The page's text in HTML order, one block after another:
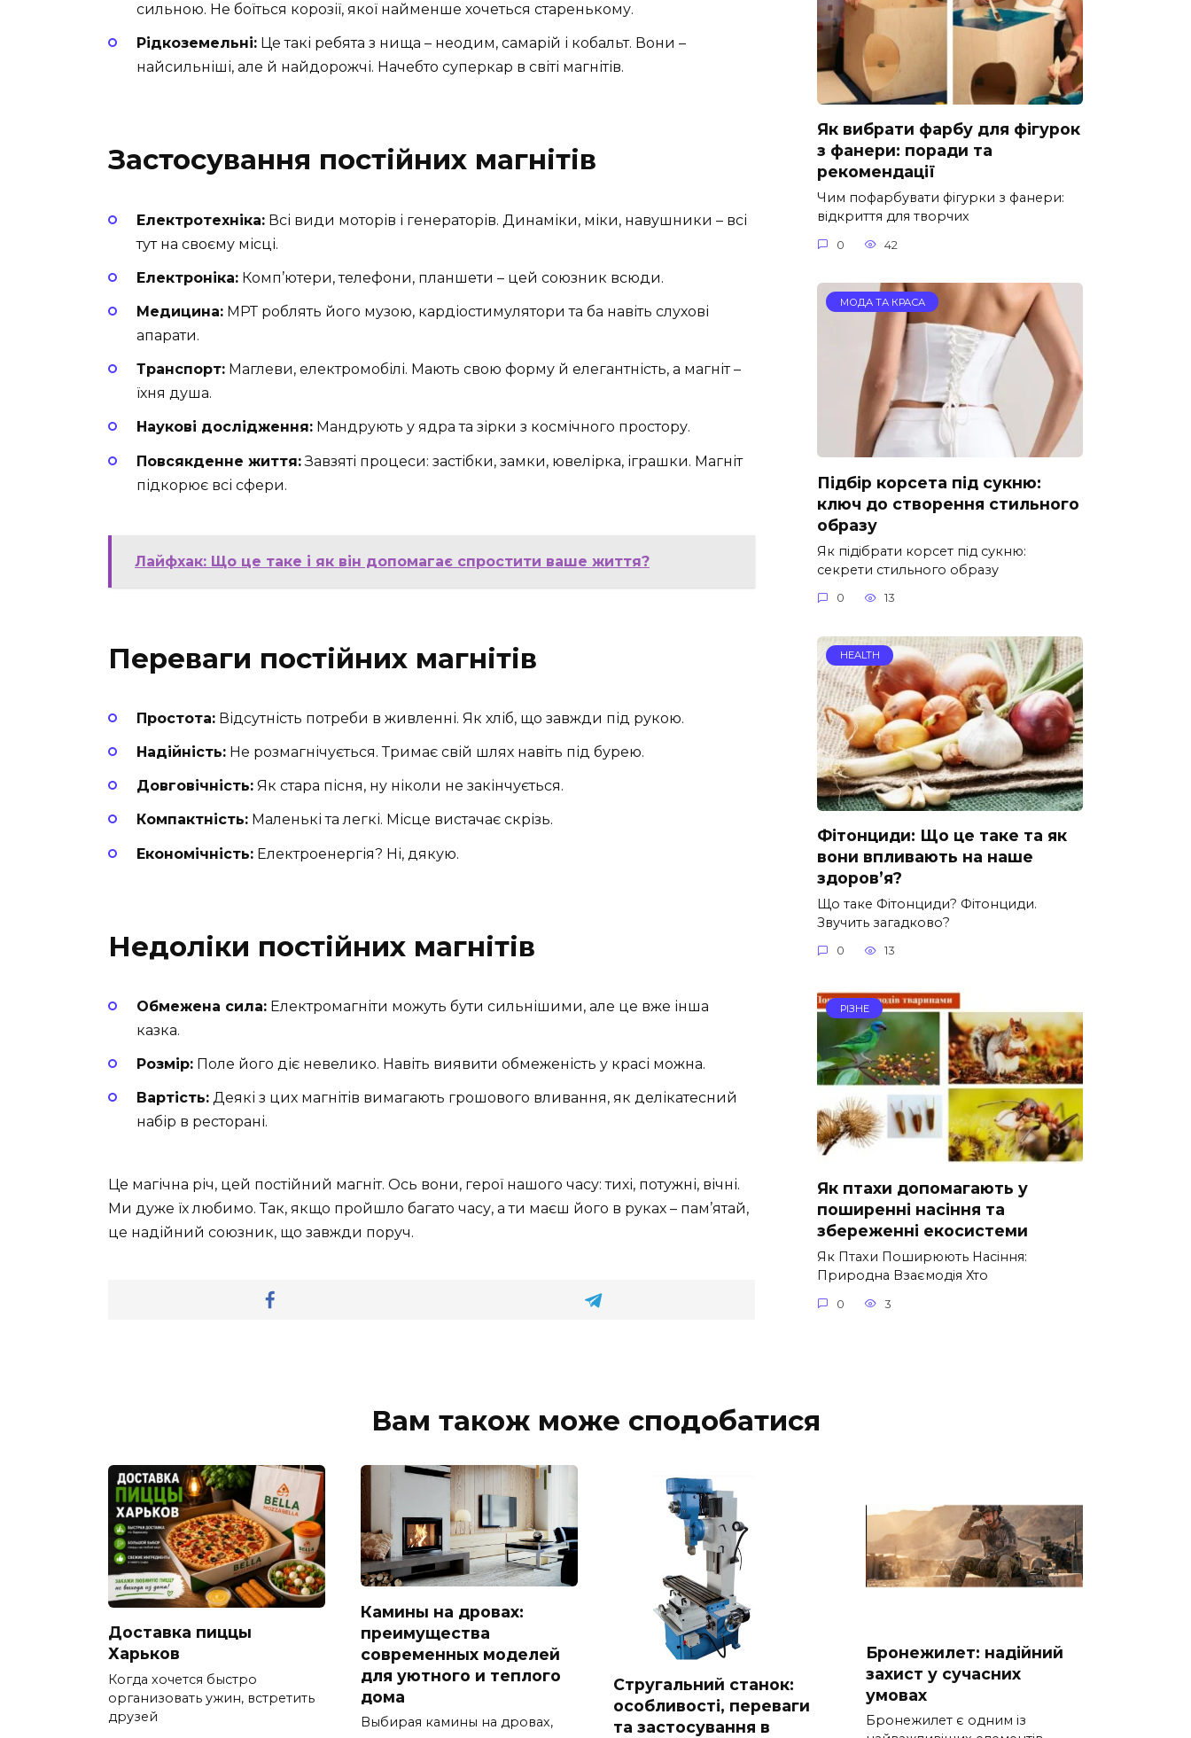
сильною. Не боїться корозії, якої найменше хочеться старенькому.
Рідкоземельні: Це такі ребята з нища – неодим, самарій і кобальт. Вони –
найсильніші, але й найдорожчі. Начебто суперкар в світі магнітів.
Застосування постійних магнітів
Електротехніка: Всі види моторів і генераторів. Динаміки, міки, навушники – всі
тут на своєму місці.
Електроніка: Комп’ютери, телефони, планшети – цей союзник всюди.
Медицина: МРТ роблять його музою, кардіостимулятори та ба навіть слухові
апарати.
Транспорт: Маглеви, електромобілі. Мають свою форму й елегантність, а магніт –
їхня душа.
Наукові дослідження: Мандрують у ядра та зірки з космічного простору.
Повсякденне життя:Завзяті процеси: застібки, замки, ювелірка, іграшки. Магніт
підкорює всі сфери.
Лайфхак: Що це таке і як він допомагає спростити ваше життя?
Переваги постійних магнітів
Простота: Відсутність потреби в живленні. Як хліб, що завжди під рукою.
Надійність: Не розмагнічується. Тримає свій шлях навіть під бурею.
Довговічність: Як стара пісня, ну ніколи не закінчується.
Компактність: Маленькі та легкі. Місце вистачає скрізь.
Економічність: Електроенергія? Ні, дякую.
Недоліки постійних магнітів
Обмежена сила: Електромагніти можуть бути сильнішими, але це вже інша
казка.
Розмір: Поле його діє невелико. Навіть виявити обмеженість у красі можна.
Вартість: Деякі з цих магнітів вимагають грошового вливання, як делікатесний
набір в ресторані.
Це магічна річ, цей постійний магніт. Ось вони, герої нашого часу: тихі, потужні, вічні.
Ми дуже їх любимо. Так, якщо пройшло багато часу, а ти маєш його в руках – пам’ятай,
це надійний союзник, що завжди поруч.
Як вибрати фарбу для фігурок
з фанери: поради та
рекомендації
Чим пофарбувати фігурки з фанери:
відкриття для творчих
0 42
МОДА ТА КРАСА
Підбір корсета під сукню:
ключ до створення стильного
образу
Як підібрати корсет під сукню:
секрети стильного образу
0 13
HEALTH
Фітонциди: Що це таке та як
вони впливають на наше
здоров’я?
Що таке Фітонциди? Фітонциди.
Звучить загадково?
0 13
РІЗНЕ
Як птахи допомагають у
поширенні насіння та
збереженні екосистеми
Як Птахи Поширюють Насіння:
Природна Взаємодія Хто
0 3
Вам також може сподобатися
Доставка пиццы
Харьков
Когда хочется быстро
организовать ужин, встретить
друзей
Камины на дровах:
преимущества
современных моделей
для уютного и теплого
дома
Выбирая камины на дровах,
Стругальний станок:
особливості, переваги
та застосування в
Бронежилет: надійний
захист у сучасних
умовах
Бронежилет є одним із